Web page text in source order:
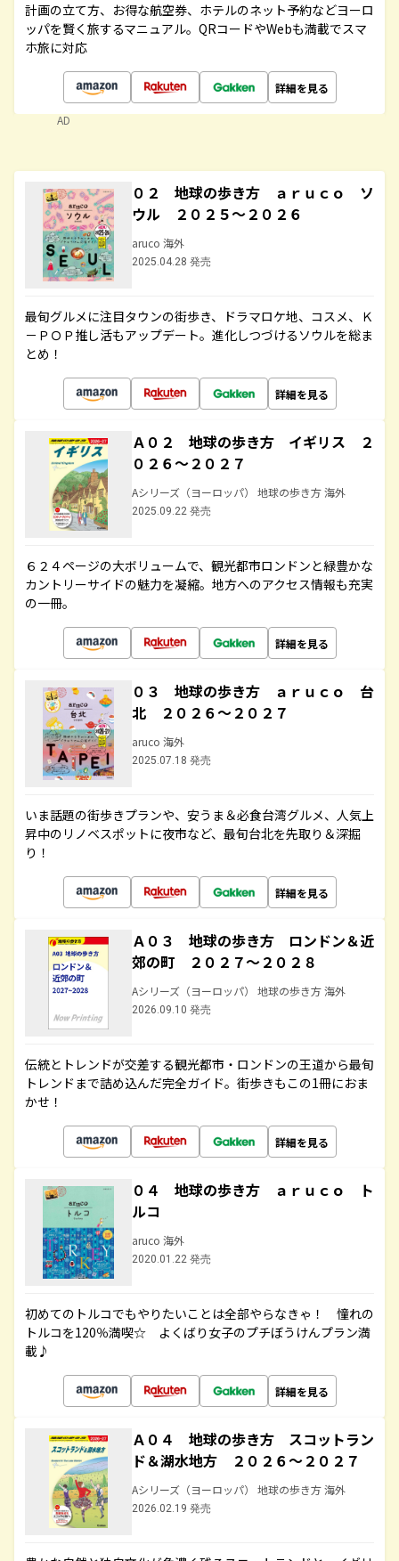
計画の立て方、お得な航空券、ホテルのネット予約などヨーロ
ッパを賢く旅するマニュアル。QRコードやWebも満載でスマ
ホ旅に対応
詳細を見る
AD
０２ 地球の歩き方 ａｒｕｃｏ ソ
ウル ２０２５～２０２６
aruco 海外
2025.04.28 発売
最旬グルメに注目タウンの街歩き、ドラマロケ地、コスメ、Ｋ
－ＰＯＰ推し活もアップデート。進化しつづけるソウルを総ま
とめ！
詳細を見る
Ａ０２ 地球の歩き方 イギリス ２
０２６～２０２７
Aシリーズ（ヨーロッパ） 地球の歩き方 海外
2025.09.22 発売
６２４ページの大ボリュームで、観光都市ロンドンと緑豊かな
カントリーサイドの魅力を凝縮。地方へのアクセス情報も充実
の一冊。
詳細を見る
０３ 地球の歩き方 ａｒｕｃｏ 台
北 ２０２６～２０２７
aruco 海外
2025.07.18 発売
いま話題の街歩きプランや、安うま＆必食台湾グルメ、人気上
昇中のリノベスポットに夜市など、最旬台北を先取り＆深掘
り！
詳細を見る
Ａ０３ 地球の歩き方 ロンドン＆近
郊の町 ２０２７～２０２８
Aシリーズ（ヨーロッパ） 地球の歩き方 海外
2026.09.10 発売
伝統とトレンドが交差する観光都市・ロンドンの王道から最旬
トレンドまで詰め込んだ完全ガイド。街歩きもこの1冊におま
かせ！
詳細を見る
０４ 地球の歩き方 ａｒｕｃｏ ト
ルコ
aruco 海外
2020.01.22 発売
初めてのトルコでもやりたいことは全部やらなきゃ！ 憧れの
トルコを120％満喫☆ よくばり女子のプチぼうけんプラン満
載♪
詳細を見る
Ａ０４ 地球の歩き方 スコットラン
ド＆湖水地方 ２０２６～２０２７
Aシリーズ（ヨーロッパ） 地球の歩き方 海外
2026.02.19 発売